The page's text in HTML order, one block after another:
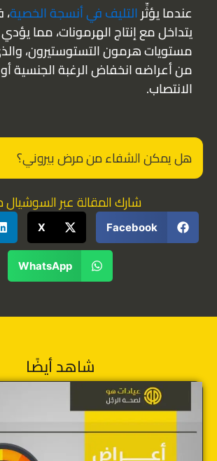
عندما يؤثِّرالتليف في أنسجة الخصية
يتداخل مع إنتاج الهرمونات، مما
مستويات هرمون التستوستيرون،
من أعراضه انخفاض الرغبة الجنسية
الانتصاب.
هل يمكن الشفاء من مرض بيروني؟
شارك المقالة عبر السوشيال
Facebook
X
WhatsApp
شاهد أيضًا